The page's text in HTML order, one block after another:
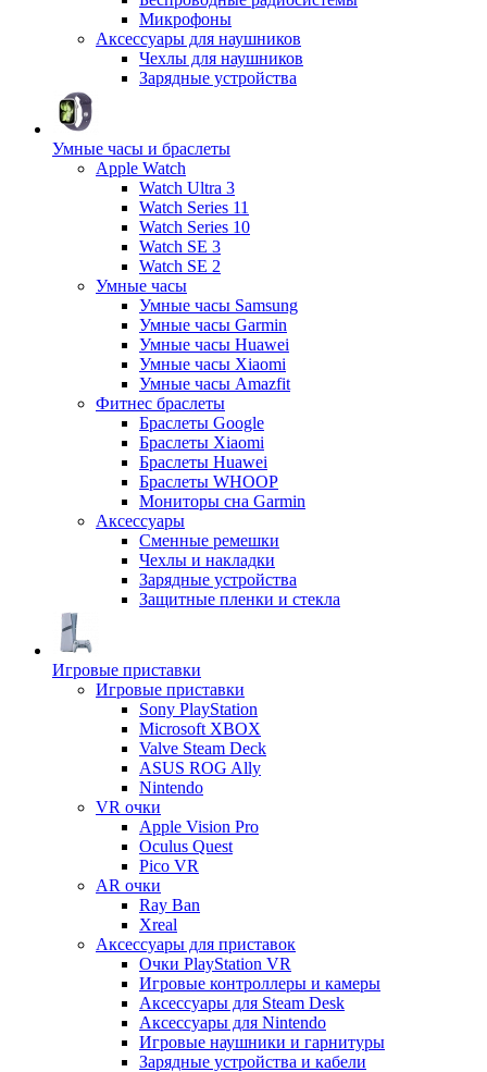
Микрофоны
Аксессуары для наушников
Чехлы для наушников
Зарядные устройства
Умные часы и браслеты
Apple Watch
Watch Ultra 3
Watch Series 11
Watch Series 10
Watch SE 3
Watch SE 2
Умные часы
Умные часы Samsung
Умные часы Garmin
Умные часы Huawei
Умные часы Xiaomi
Умные часы Amazfit
Фитнес браслеты
Браслеты Google
Браслеты Xiaomi
Браслеты Huawei
Браслеты WHOOP
Мониторы сна Garmin
Аксессуары
Сменные ремешки
Чехлы и накладки
Зарядные устройства
Защитные пленки и стекла
Игровые приставки
Игровые приставки
Sony PlayStation
Microsoft XBOX
Valve Steam Deck
ASUS ROG Ally
Nintendo
VR очки
Apple Vision Pro
Oculus Quest
Pico VR
AR очки
Ray Ban
Xreal
Аксессуары для приставок
Очки PlayStation VR
Игровые контроллеры и камеры
Аксессуары для Steam Desk
Аксессуары для Nintendo
Игровые наушники и гарнитуры
Зарядные устройства и кабели